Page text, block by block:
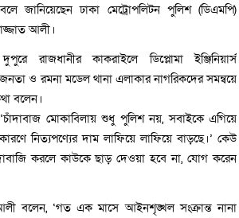
জানিয়েছেন ঢাকা মেট্রোপলিটন পুলিশ (ডিএমপি)
আলী।
রাজধানীর কাকরাইলে ডিপ্লোমা ইঞ্জিনিয়ার্স
জনতা ও রমনা মডেল থানা এলাকার নাগরিকদের সমন্বয়ে
বলেন।
মোকাবিলায় শুধু পুলিশ নয়, সবাইকে এগিয়ে
নিত্যপণ্যের দাম লাফিয়ে লাফিয়ে বাড়ছে।’ কেউ
করলে কাউকে ছাড় দেওয়া হবে না, যোগ করেন
বলেন, ‘গত এক মাসে আইনশৃঙ্খল সংক্রান্ত নানা